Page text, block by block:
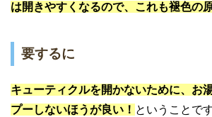
は開きやすくなるので、これも褪色の
要するに
キューティクルを開かないために、お
プーしないほうが良い！ ということで